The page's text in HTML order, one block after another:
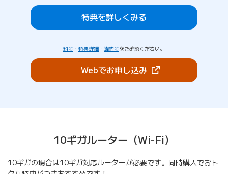
特典を詳しくみる
料金 ・ 特典詳細 ・ 違約金をご確認ください。
Webでお申し込み（新しいタブで開き
10ギガルーター（Wi-Fi）
10ギガの場合は10ギガ対応ルーターが必要です。同時購入でおト